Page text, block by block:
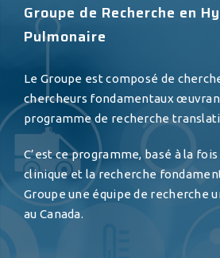
Groupe de Recherche en
Pulmonaire
Le Groupe est composé de
chercheurs fondamentaux
programme de recherche
C’est ce programme, basé à la
clinique et la recherche
Groupe une équipe de recherche
au Canada.